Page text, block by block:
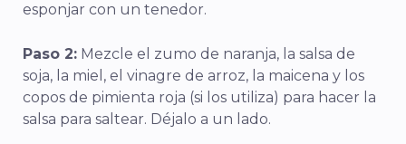
esponjar con un tenedor.
Paso 2: Mezcle el zumo de naranja, la salsa de
soja, la miel, el vinagre de arroz, la maicena y los
copos de pimienta roja (si los utiliza) para hacer la
salsa para saltear. Déjalo a un lado.